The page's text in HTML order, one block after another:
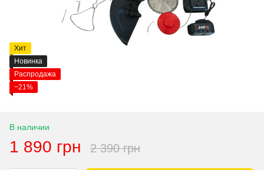
Хит
Новинка
Распродажа
−21%
В наличии
1 890 грн 2 390 грн